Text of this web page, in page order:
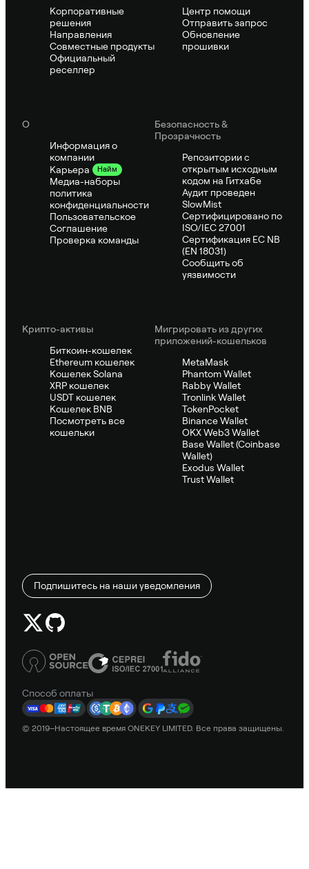
Корпоративные
решения
Направления
Совместные продукты
Официальный
реселлер
Центр помощи
Отправить запрос
Обновление
прошивки
О
Информация о
компании
Карьера
Найм
Медиа-наборы
политика
конфиденциальности
Пользовательское
Соглашение
Проверка команды
Безопасность &
Прозрачность
Репозитории с
открытым исходным
кодом на Гитхабе
Аудит проведен
SlowMist
Сертифицировано по
ISO/IEC 27001
Сертификация ЕС NB
(EN 18031)
Сообщить об
уязвимости
Крипто-активы
Биткоин-кошелек
Ethereum кошелек
Кошелек Solana
XRP кошелек
USDT кошелек
Кошелек BNB
Посмотреть все
кошельки
Мигрировать из других
приложений-кошельков
MetaMask
Phantom Wallet
Rabby Wallet
Tronlink Wallet
TokenPocket
Binance Wallet
OKX Web3 Wallet
Base Wallet (Coinbase
Wallet)
Exodus Wallet
Trust Wallet
Подпишитесь на наши уведомления
Способ оплаты
© 2019–Настоящее время ONEKEY LIMITED. Все права защищены.